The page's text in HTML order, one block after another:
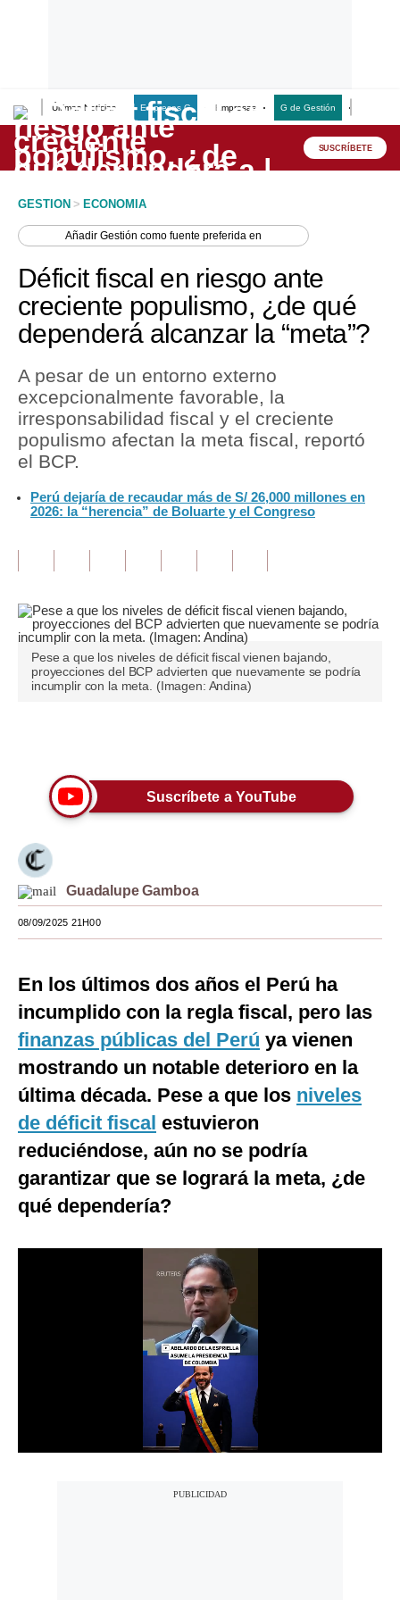
Últimas Noticias Empresas G Empresas G de Gestión
Lo último
Peru Quiosco
Economía
Mercados
Política
Tu Dinero
Finanzas Personales
Inmobiliarias
Opinión
Editorial
Pregunta de hoy
Blogs
Viajes
Estilos
Mundo
Internacional
Tecnología
Mix
G de Gestión
Notas Contratadas
SUSCRÍBETE
GESTION > ECONOMIA
AñadirGestión como fuente preferida en
Déficit fiscal en riesgo ante
creciente populismo, ¿de qué
dependerá alcanzar la “meta”?
A pesar de un entorno externo
excepcionalmente favorable, la
irresponsabilidad fiscal y el creciente
populismo afectan la meta fiscal, reportó
el BCP.
Perú dejaría de recaudar más de S/ 26,000 millones en
2026: la “herencia” de Boluarte y el Congreso
Pese a que los niveles de déficit fiscal vienen bajando,
proyecciones del BCP advierten que nuevamente se podría
incumplir con la meta. (Imagen: Andina)
Suscríbete a YouTube
Guadalupe Gamboa
08/09/2025 21H00
En los últimos dos años el Perú ha
incumplido con la regla fiscal, pero las
finanzas públicas del Perú ya vienen
mostrando un notable deterioro en la
última década. Pese a que los niveles
de déficit fiscal estuvieron
reduciéndose, aún no se podría
garantizar que se logrará la meta, ¿de
qué dependería?